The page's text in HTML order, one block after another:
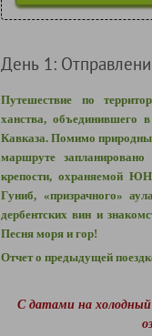
День 1:
Путешествие по
ханства, объединившего
Кавказа. Помимо
маршруте
крепости, охраняемой
Гуниб, «призрачного»
дербентских вин и
Песня моря и гор!
Отчет о предыдущей
С датами на холодный